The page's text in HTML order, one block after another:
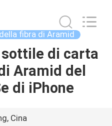
fibra di Aramid
di carta
Aramid del
di iPhone
Cina